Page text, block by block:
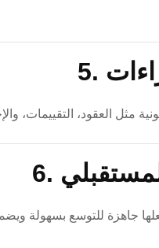
جاهزة للتوسع بسهولة